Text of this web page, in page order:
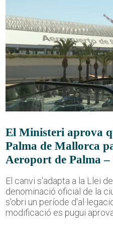
El Ministeri aprova
Palma de Mallorca
Aeroport de Palma
El canvi s'adapta a la Llei
denominació oficial de la
s'obri un període
modificació es pugui